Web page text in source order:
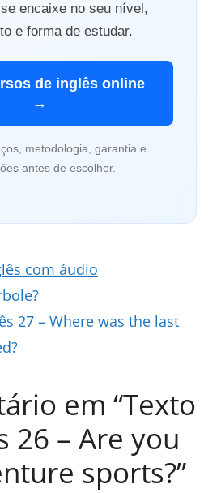
encaixe no seu nível,
e forma de estudar.
de inglês online
→
metodologia, garantia e
antes de escolher.
com áudio
27 – Where was the last
em “Texto
26 – Are you
sports?”